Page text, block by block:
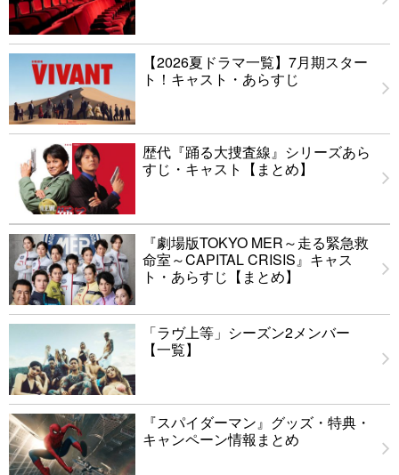
【2026夏ドラマ一覧】7月期スター
ト！キャスト・あらすじ
歴代『踊る大捜査線』シリーズあら
すじ・キャスト【まとめ】
『劇場版TOKYO MER～走る緊急救
命室～CAPITAL CRISIS』キャス
ト・あらすじ【まとめ】
「ラヴ上等」シーズン2メンバー
【一覧】
『スパイダーマン』グッズ・特典・
キャンペーン情報まとめ